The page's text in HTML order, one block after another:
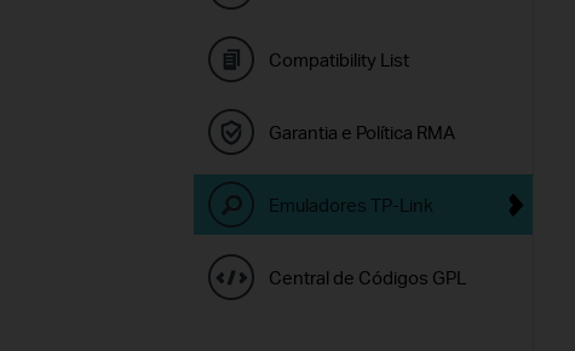
Compatibility List
Garantia e Política RMA
Emuladores TP-Link
Central de Códigos GPL